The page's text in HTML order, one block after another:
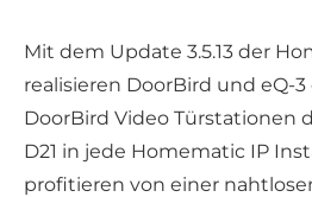
Mit dem Update 3.5.13 der
realisieren DoorBird und eQ-
DoorBird Video Türstationen
D21 in jede Homematic IP
profitieren von einer